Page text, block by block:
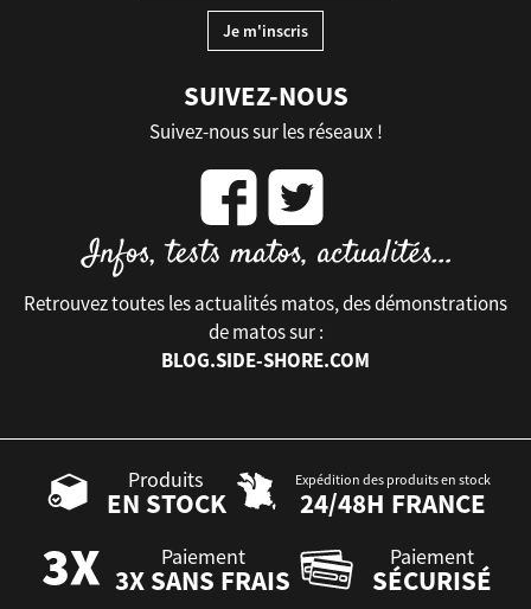
SUIVEZ-NOUS
Suivez-nous sur les réseaux !
Retrouvez toutes les actualités matos, des démonstrations
de matos sur :
BLOG.SIDE-SHORE.COM
Produits
EN STOCK
Expédition des produits en stock
24/48H FRANCE
Paiement
3X SANS FRAIS
Paiement
SÉCURISÉ